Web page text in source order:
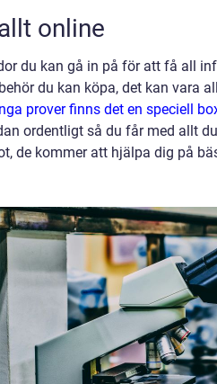
online
du kan gå in på för att få all
du kan köpa, det kan vara
prover finns det en speciell
ordentligt så du får med allt
de kommer att hjälpa dig på